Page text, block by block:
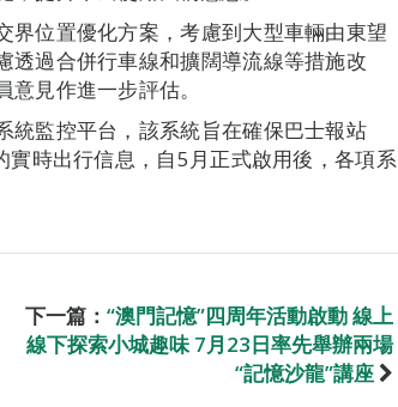
界位置優化方案，考慮到大型車輛由東望
透過合併行車線和擴闊導流線等措施改
見作進一步評估。
統監控平台，該系統旨在確保巴士報站
時出行信息，自5月正式啟用後，各項系
下一篇： “澳門記憶”四周年活動啟動 線上
線下探索小城趣味 7月23日率先舉辦兩場
“記憶沙龍”講座